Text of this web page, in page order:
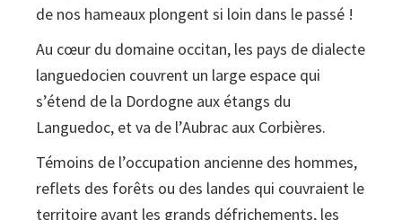
de nos hameaux plongent si loin dans le passé !
Au cœur du domaine occitan, les pays de dialecte
languedocien couvrent un large espace qui
s’étend de la Dordogne aux étangs du
Languedoc, et va de l’Aubrac aux Corbières.
Témoins de l’occupation ancienne des hommes,
reflets des forêts ou des landes qui couvraient le
territoire avant les grands défrichements, les